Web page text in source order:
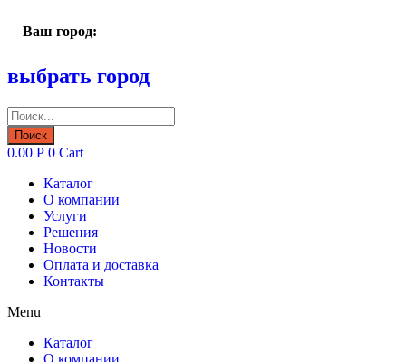
Ваш город:
выбрать город
Поиск
товаров
Поиск
0.00 Р 0 Cart
Каталог
О компании
Услуги
Решения
Новости
Оплата и доставка
Контакты
Menu
Каталог
О компании